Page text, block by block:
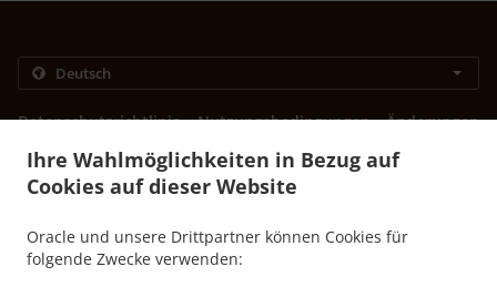
Ihre Wahlmöglichkeiten in Bezug auf
Cookies auf dieser Website
Oracle und unsere Drittpartner können Cookies für
folgende Zwecke verwenden:
Datenschutzrichtlinie . Nutzungsbedingungen . Änderungen
der Cookie-Richtlinie
Kontakt
Bosnia and Herzegovina
+387 51 439-666